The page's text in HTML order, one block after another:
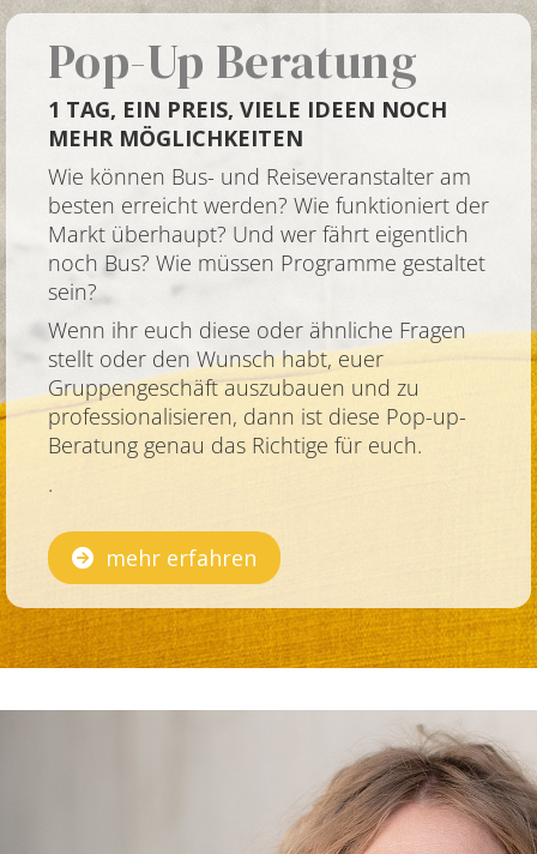
Pop-Up Beratung
1 TAG, EIN PREIS, VIELE IDEEN NOCH
MEHR MÖGLICHKEITEN
Wie können Bus- und Reiseveranstalter am
besten erreicht werden? Wie funktioniert der
Markt überhaupt? Und wer fährt eigentlich
noch Bus? Wie müssen Programme gestaltet
sein?
Wenn ihr euch diese oder ähnliche Fragen
stellt oder den Wunsch habt, euer
Gruppengeschäft auszubauen und zu
professionalisieren, dann ist diese Pop-up-
Beratung genau das Richtige für euch.
.
mehr erfahren